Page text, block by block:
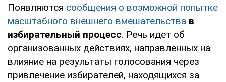
Появляются сообщения о возможной попытке
масштабного внешнего вмешательства в
избирательный процесс. Речь идет об
организованных действиях, направленных на
влияние на результаты голосования через
привлечение избирателей, находящихся за